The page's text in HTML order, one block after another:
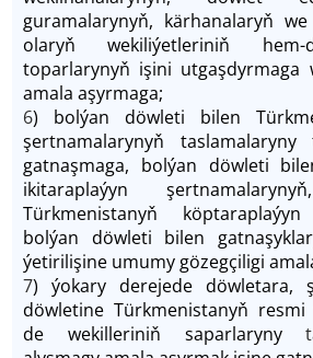
guramalarynyň, kärhanalaryň
olaryň wekiliýetleriniň hem-
toparlarynyň işini utgaşdyrmaga
amala aşyrmaga;
6) bolýan döwleti bilen
şertnamalarynyň taslamalaryny
gatnaşmaga, bolýan döwleti
ikitaraplaýyn
Türkmenistanyň
bolýan döwleti bilen
ýetirilişine umumy gözegçiligi
7) ýokary derejede döwletara,
döwletine Türkmenistanyň
de wekilleriniň saparlaryny